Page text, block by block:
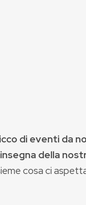
di eventi da
della
cosa ci